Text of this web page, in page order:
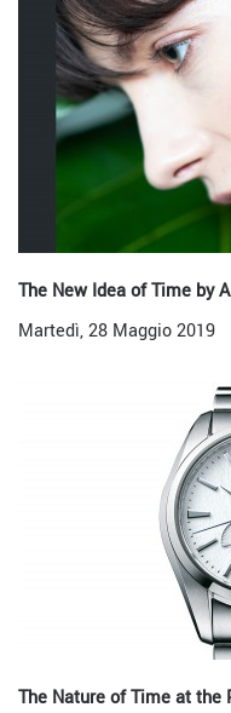
The New Idea of Time by
Martedì, 28 Maggio 2019
The Nature of Time at the